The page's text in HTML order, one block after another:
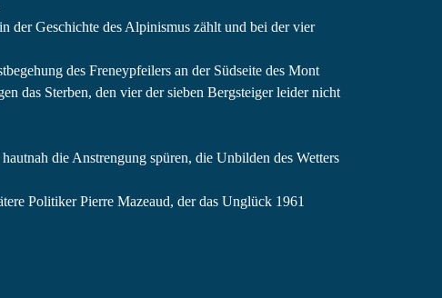
der Geschichte des Alpinismus zählt und bei der vier
des Freneypfeilers an der Südseite des Mont
das Sterben, den vier der sieben Bergsteiger leider nicht
die Anstrengung spüren, die Unbilden des Wetters
Politiker Pierre Mazeaud, der das Unglück 1961